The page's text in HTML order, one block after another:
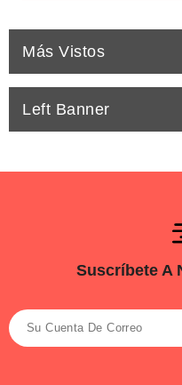
Más Vistos
Left Banner
Suscríbete A